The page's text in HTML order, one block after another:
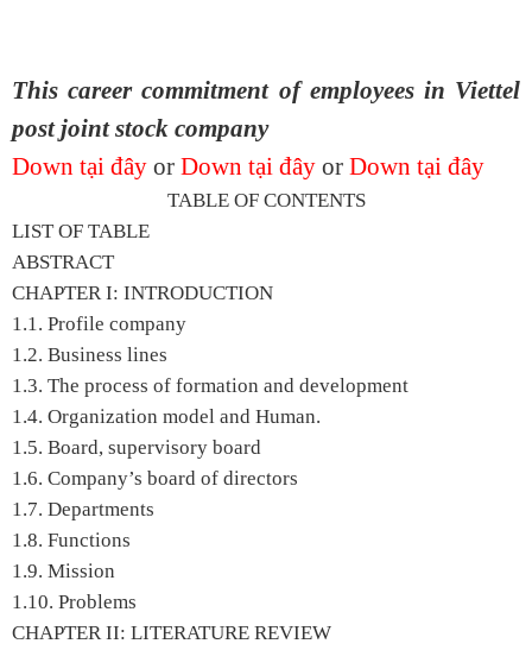
This career commitment of employees in Viettel
post joint stock company
Down tại đây or Down tại đây or Down tại đây
TABLE OF CONTENTS
LIST OF TABLE
ABSTRACT
CHAPTER I: INTRODUCTION
1.1. Profile company
1.2. Business lines
1.3. The process of formation and development
1.4. Organization model and Human.
1.5. Board, supervisory board
1.6. Company’s board of directors
1.7. Departments
1.8. Functions
1.9. Mission
1.10. Problems
CHAPTER II: LITERATURE REVIEW